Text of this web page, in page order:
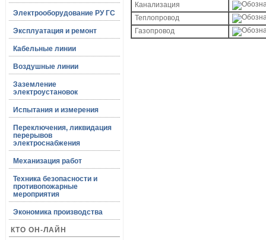
Электрооборудование РУ ГС
Эксплуатация и ремонт
Кабельные линии
Воздушные линии
Заземление
электроустановок
Испытания и измерения
Переключения, ликвидация
перерывов
электроснабжения
Механизация работ
Техника безопасности и
противопожарные
мероприятия
Экономика производства
КТО ОН-ЛАЙН
Канализация
Теплопровод
Газопровод